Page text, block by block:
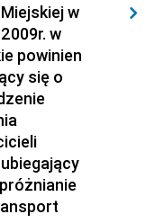
i Finansów
Górniczego
Transportu
i
i Rozwoju
Archiwów
w
w
powinien
się o